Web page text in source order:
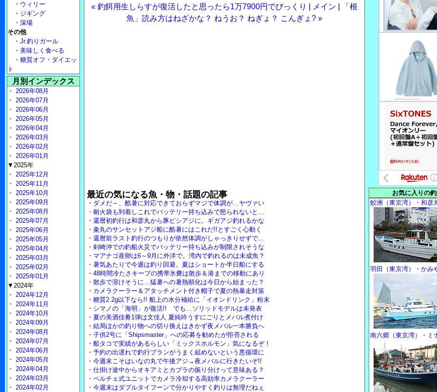
« 釣餌用生しらすが復活したと思ったら1万7900円でびっくり メイン
「根
魚」読み方はねざかな？ ねうお？ ねぎょ？ こんぎょ? »
最近の気になる魚・物・話題の記事
・ ダメだ～、酷暑に対応できておらずマジで体調が…ヤヴァい
・ 耐火袋も到着しこれでバッテリー持ち込みで怒られないと…
・ 還暦初釣行は和彦丸から豚ビシアジに。ギガアジ釣れるかな
・ 粂丸のサンセットアジ船に酷暑にはこれだ!!とすごく心動く
・ 還暦前ラスト釣行のつもりが依然体調がしゃっきりせずで…
・ 剣崎沖での釣船火災でバッテリー持ち込みが制限されそうな
・ マアナゴ産卵は6～9月に外洋で。湾内で釣れるのは未成魚？
・ 暑気あたりで今週は釣り回避。夏はショートか半日船にする
・ 48時間冷たさキープの携帯氷嚢は散歩＆港までの移動にあり
・ 散歩で溶けそうに…猛暑への暑熱順化は今日から始まった？
・ カメラクーラー＆アタッチメント付き帽子で夏の熱暴走対策
・ 糖質2.2g以下なら!! 船上の水分補給に「イオンドリンク」粉末
・ シマノの「海明」が復活!! でも…ソリッドモデルは未発表
・ 夏の美酒佳肴1弾は文佳人 夏純吟うすにごりとメバル煮付け
・ 結局ほかの釣り物への切り換えはきかず夜メバル一本勝負へ
・ 子供2号に「Shipsmaster」への応募を勧めたが拒否される
・ 船タコで実績があるらしい「ミックスホルモン」気になるぞ！
・ 予約の出遅れで釣行プランがうまく組めないという悪循環に
・ 今週末こそはいなの丸で午後アジ→夜メバルに行きたいぞ!!
・ 仕掛け途中からオキアミとカブラの振り分けって意味ある？
・ ペルチェ式ユニットでカメラ冷却する高効率カメラクーラー
・ 今週末はダブルタイフーンで分かりやすく釣りは無理だねぇ
・ ウィリー
・ ジギング
・ 深場
その他
・ Jr.釣りガール
・ 美味しく食べる
・ 糖質オフ・ダイエッ
ト
月別インデックス
・ 2026年08月
・ 2026年07月
・ 2026年06月
・ 2026年05月
・ 2026年04月
・ 2026年03月
・ 2026年02月
・ 2026年01月
▼2025年
・ 2025年12月
・ 2025年11月
・ 2025年10月
・ 2025年09月
・ 2025年08月
・ 2025年07月
・ 2025年06月
・ 2025年05月
・ 2025年04月
・ 2025年03月
・ 2025年02月
・ 2025年01月
▼2024年
・ 2024年12月
・ 2024年11月
・ 2024年10月
・ 2024年09月
・ 2024年08月
・ 2024年07月
・ 2024年06月
・ 2024年05月
・ 2024年04月
・ 2024年03月
・ 2024年02月
お気に入りの
鮫洲（東京湾）・和彦
羽田（東京湾）・かみ
南六郷（東京湾）・ミ